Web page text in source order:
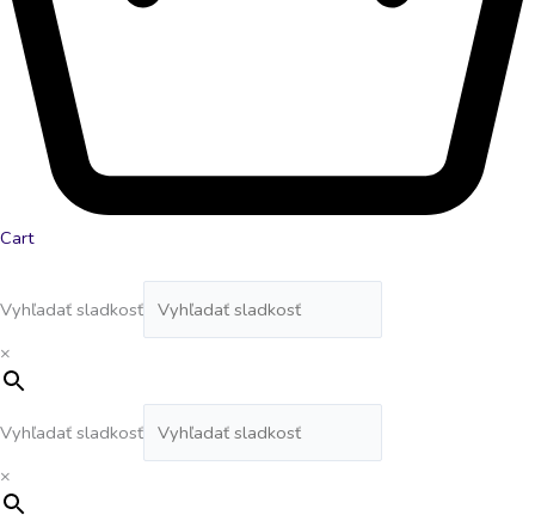
Cart
Vyhľadať sladkosť
×
Vyhľadať sladkosť
×